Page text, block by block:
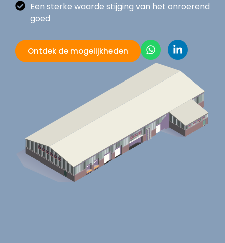
Een sterke waarde stijging van het onroerend
goed
Ontdek de mogelijkheden